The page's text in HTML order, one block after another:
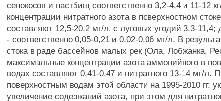
сенокосов и пастбищ соответственно 3,2-4,4 и 11-12
концентрации нитратного азота в поверхностном
составляют 12,5-20,2 мг/л, с луговых угодий 3,3-11,4;
- соответственно 0,05-0,21 и 0,02-0,06 мг/л. В
стока в раде бассейнов малых рек (Ола, Лобжанка,
максимальные концентрации азота аммонийного в
водах составляют 0,41-0,47 и нитратного 13-14 мг/л.
поверхностным водам этой области на 1995-2010 гг.
увеличение содержаний азота, при этом для